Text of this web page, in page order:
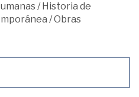
/Historia de
/Obras